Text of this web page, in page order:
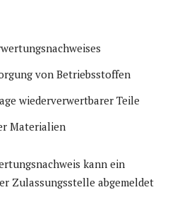
von Betriebsstoffen
wiederverwertbarer Teile
Materialien
kann ein
Zulassungsstelle abgemeldet